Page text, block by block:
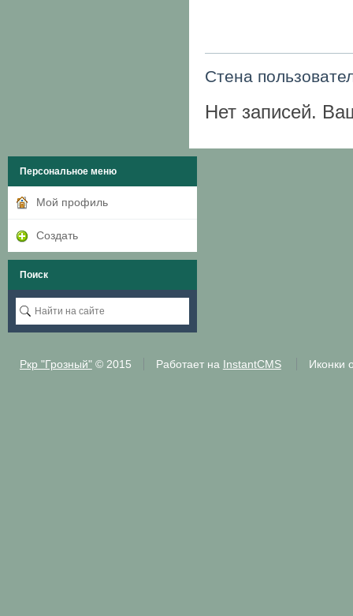
Стена
Нет записей.
Персональное меню
Мой профиль
Создать
Поиск
Ркр "Грозный"© 2015 Работает на InstantCMS Иконки